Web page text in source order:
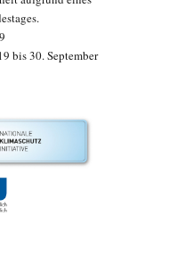
bis 30. September